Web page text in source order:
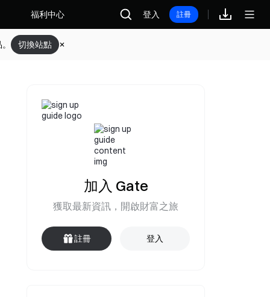
福利中心 登入 註冊
切換站點
加入 Gate
獲取最新資訊，開啟財富之旅
註冊 登入